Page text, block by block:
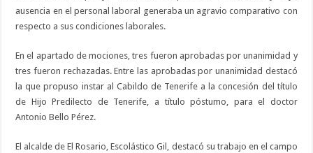
ausencia en el personal laboral generaba un agravio comparativo con
respecto a sus condiciones laborales.
En el apartado de mociones, tres fueron aprobadas por unanimidad y
tres fueron rechazadas. Entre las aprobadas por unanimidad destacó
la que propuso instar al Cabildo de Tenerife a la concesión del título
de Hijo Predilecto de Tenerife, a título póstumo, para el doctor
Antonio Bello Pérez.
El alcalde de El Rosario, Escolástico Gil, destacó su trabajo en el campo